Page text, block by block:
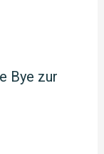
Bye zur